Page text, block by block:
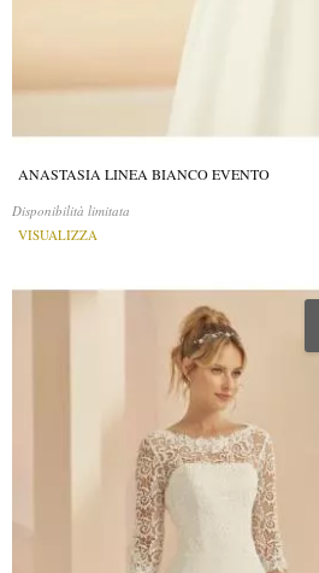
ANASTASIA LINEA BIANCO EVENTO
Disponibilità limitata
VISUALIZZA